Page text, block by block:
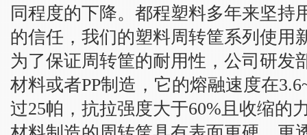
同程度的下降。都程塑料多年来坚持
的信任，我们的塑料周转筐系列使用
为了保证周转筐的耐用性，公司研发
材料或者PP制造，它的熔融速度在
过25帕，抗拉强度大于60%且收缩的